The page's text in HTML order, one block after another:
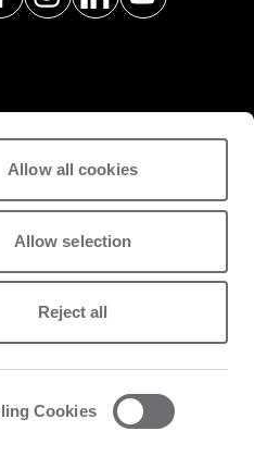
Cookies
Allow all cookies
Allow selection
Reject all
Data Act